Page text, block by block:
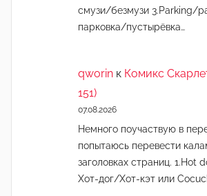
смузи/безмузи 3.Parking/
парковка/пустырёвка…
qworin к Комикс
151)
07.08.2026
Немного поучаствую в
попытаюсь перевести
заголовках страниц.
Хот-дог/Хот-кэт или